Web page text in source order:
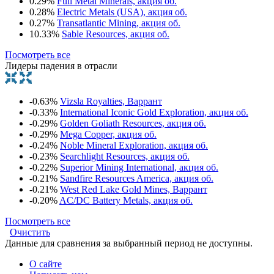
0.28% Electric Metals (USA), акция об.
0.27% Transatlantic Mining, акция об.
10.33% Sable Resources, акция об.
Посмотреть все
Лидеры падения в отрасли
-0.63% Vizsla Royalties, Варрант
-0.33% International Iconic Gold Exploration, акция об.
-0.29% Golden Goliath Resources, акция об.
-0.29% Mega Copper, акция об.
-0.24% Noble Mineral Exploration, акция об.
-0.23% Searchlight Resources, акция об.
-0.22% Superior Mining International, акция об.
-0.21% Sandfire Resources America, акция об.
-0.21% West Red Lake Gold Mines, Варрант
-0.20% AC/DC Battery Metals, акция об.
Посмотреть все
Очистить
Данные для сравнения за выбранный период не доступны.
О сайте